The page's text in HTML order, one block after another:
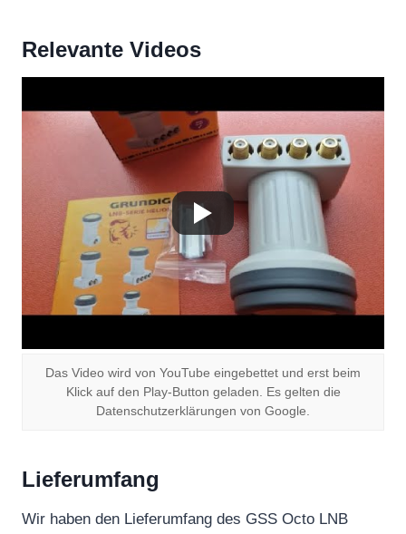
Relevante Videos
Das Video wird von YouTube eingebettet und erst beim
Klick auf den Play-Button geladen. Es gelten die
Datenschutzerklärungen von Google.
Lieferumfang
Wir haben den Lieferumfang des GSS Octo LNB